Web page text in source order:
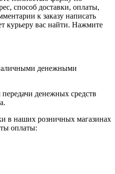
способ доставки, оплаты,
к заказу написать
курьеру вас найти. Нажмите
денежными
денежных средств
в наших розничных магазинах
оплаты: